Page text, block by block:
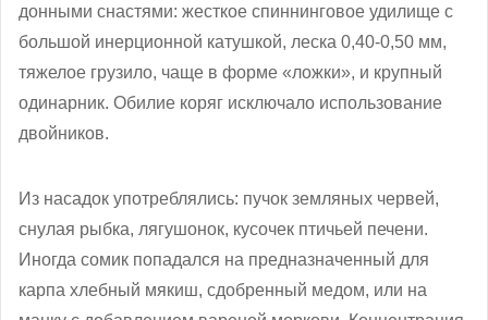
донными снастями: жесткое спиннинговое удилище с
большой инерционной катушкой, леска 0,40-0,50 мм,
тяжелое грузило, чаще в форме «ложки», и крупный
одинарник. Обилие коряг исключало использование
двойников.
Из насадок употреблялись: пучок земляных червей,
снулая рыбка, лягушонок, кусочек птичьей печени.
Иногда сомик попадался на предназначенный для
карпа хлебный мякиш, сдобренный медом, или на